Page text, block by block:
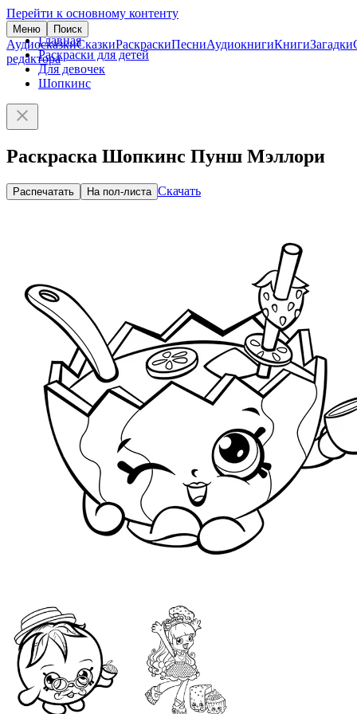
Перейти к основному контенту
Меню Поиск
АудиосказкиСказкиРаскраскиПесниАудиокнигиКнигиЗагадки
редактора
Главная
Раскраски для детей
Для девочек
Шопкинс
Раскраска Шопкинс Пунш Мэллори
Распечатать На пол-листа Скачать